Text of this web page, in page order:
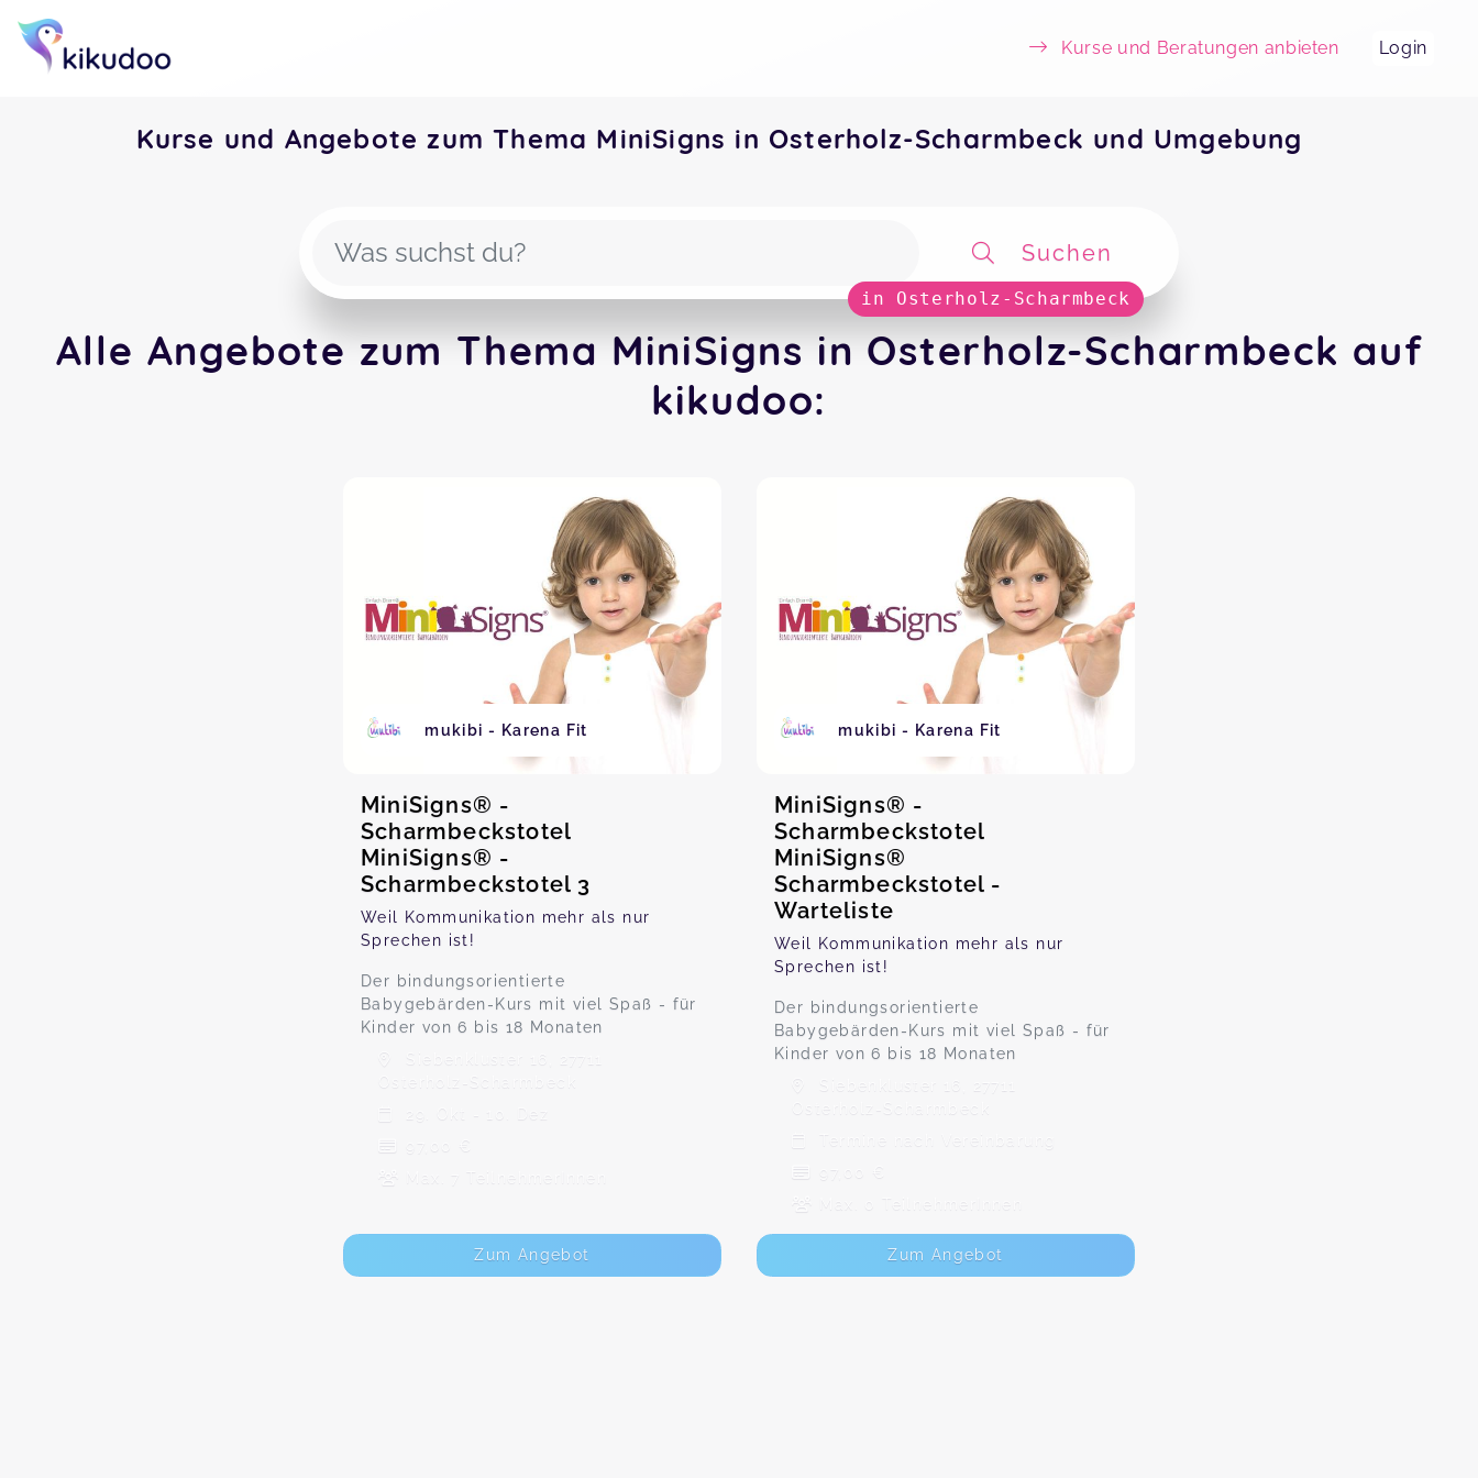
Kurse und Beratungen anbieten Login
Kurse und Angebote zum Thema MiniSigns in Osterholz-Scharmbeck und Umgebung
Suchen
in Osterholz-Scharmbeck
Alle Angebote zum Thema MiniSigns in Osterholz-Scharmbeck auf
kikudoo:
mukibi - Karena Fit
MiniSigns® -
Scharmbeckstotel
MiniSigns® -
Scharmbeckstotel 3
Weil Kommunikation mehr als nur
Sprechen ist!
Der bindungsorientierte
Babygebärden-Kurs mit viel Spaß - für
Kinder von 6 bis 18 Monaten
Siebenkluster 16, 27711
Osterholz-Scharmbeck
29. Okt - 10. Dez
97,00 €
Max. 7 TeilnehmerInnen
Zum Angebot
mukibi - Karena Fit
MiniSigns® -
Scharmbeckstotel
MiniSigns®
Scharmbeckstotel -
Warteliste
Weil Kommunikation mehr als nur
Sprechen ist!
Der bindungsorientierte
Babygebärden-Kurs mit viel Spaß - für
Kinder von 6 bis 18 Monaten
Siebenkluster 16, 27711
Osterholz-Scharmbeck
Termine nach Vereinbarung
97,00 €
Max. 0 TeilnehmerInnen
Zum Angebot